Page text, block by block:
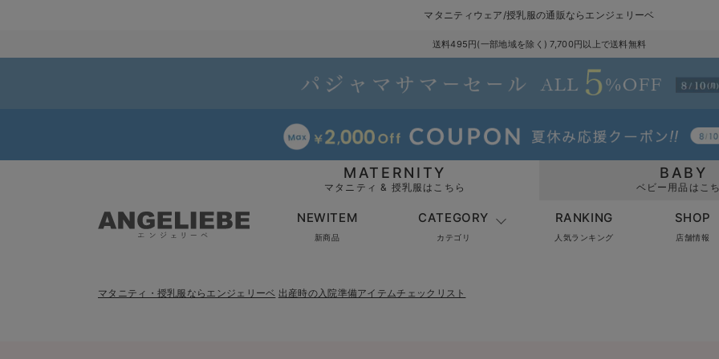
マタニティウェア/授乳服の通販ならエンジェリーベ
送料495円(一部地域を除く) 7,700円以上で送料無料
MATERNITY
マタニティ & 授乳服はこちら
BABY
ベビー用品はこ
NEWITEM
新商品
CATEGORY
カテゴリ
RANKING
人気ランキング
SHOP
店舗情報
マタニティ・授乳服ならエンジェリーベ 出産時の入院準備アイテムチェックリスト